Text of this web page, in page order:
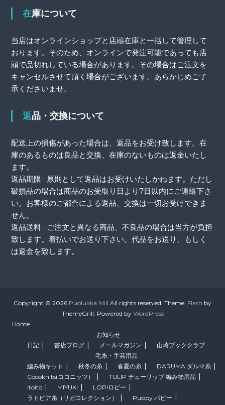
在庫について
当店はオンラインショップと店頭在庫と一括して管理して
おります。そのため、オンラインで発注可能であっても店
頭で品切れしている場合があります。その場合はご注文を
キャンセルさせて頂く場合がございます。あらかじめご了
承くださいませ。
返品・交換について
配送上の損傷があった場合は、返品をお受け致します。在
庫のあるものは良品と交換、在庫のないものは返金いたし
ます。
返品期限 : 原則として返品はお受けいたしかねます。ただし
破損品の場合は商品のお受取り日より7日以内にご連絡下さ
い。お客様のご都合による返品、交換は一切お受けできま
せん。
返品送料 : ご注文と異なる商品、不良品の場合は当方が負担
致します。着払いでお送り下さい。代品をお送り、もしく
は返金を致します。
Copyright © 2026 Puolukka Mill All rights reserved. Theme: Flash by
ThemeGrill. Powered by WordPress
Home
お知らせ
日記
書店ブログ メールマガジン
山崎ブッククラブ
毛糸・手芸用品
編み物キット
秋冬の糸 春夏の糸
DARUMA ダルマ糸
Cocoknits(ココニッツ）
TULIP チューリップ 編み物用品
itoito
MIYUKI
LOPIロピー
ラトビア糸（リガコレクション）
Puppy パピー